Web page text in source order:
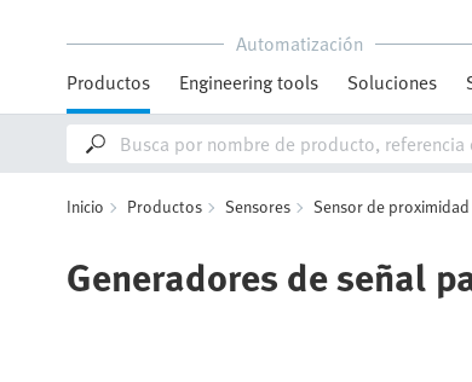
Automatización
Productos
Engineering tools Soluciones
Inicio Productos Sensores Sensor de proximidad
Generadores de señal